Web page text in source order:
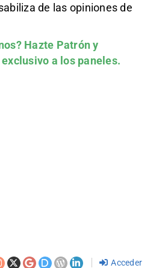
de las opiniones de
Hazte Patróny
a los paneles.
Acceder